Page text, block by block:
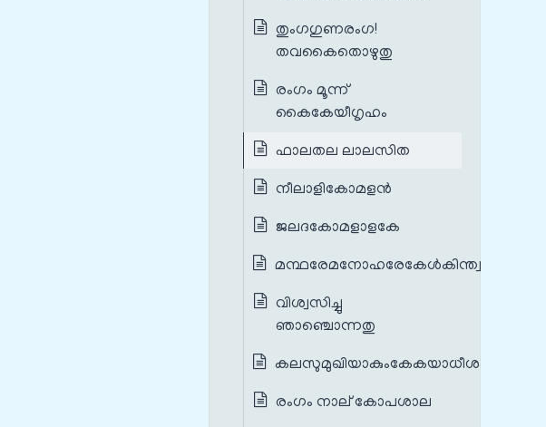
തുംഗഗുണരംഗ!
തവകൈതൊഴുതു
രംഗം മൂന്ന്
കൈകേയീഗൃഹം
ഫാലതല ലാലസിത
നീലാളികോമളന്‍
ജലദകോമളാളകേ
മന്ഥരേമനോഹരേകേള്‍കിന്ത്വഭിപ്രായം
വിശ്വസിച്ചു
ഞാഞ്ചൊന്നതു
കലസുമുഖിയാകുംകേകയാധീശകന്യാം
രംഗം നാല് കോപശാല